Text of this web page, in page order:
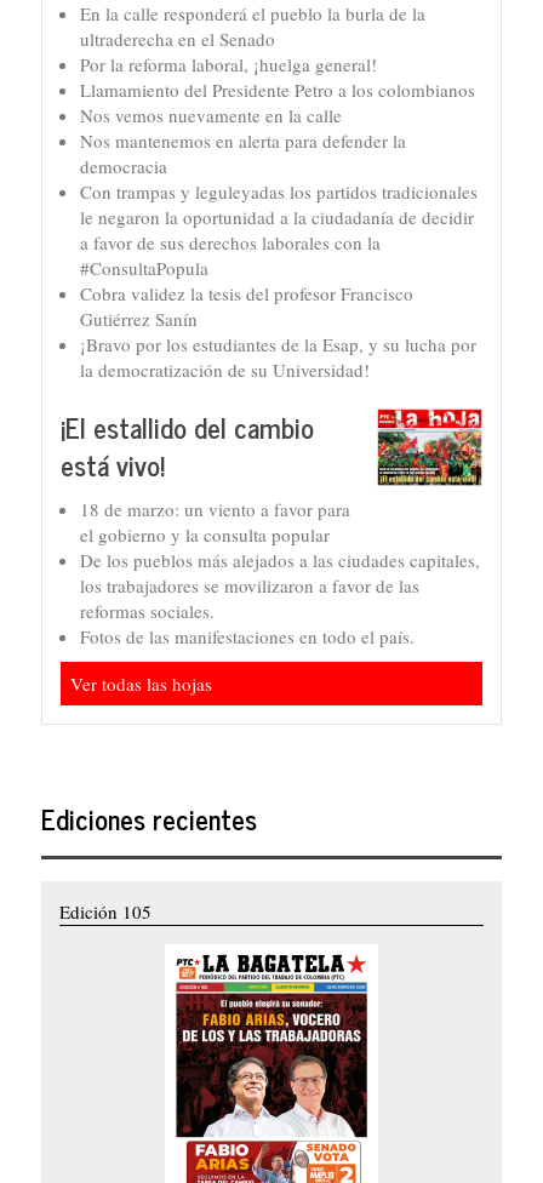
En la calle responderá el pueblo la burla de la
ultraderecha en el Senado
Por la reforma laboral, ¡huelga general!
Llamamiento del Presidente Petro a los colombianos
Nos vemos nuevamente en la calle
Nos mantenemos en alerta para defender la
democracia
Con trampas y leguleyadas los partidos tradicionales
le negaron la oportunidad a la ciudadanía de decidir
a favor de sus derechos laborales con la
#ConsultaPopula
Cobra validez la tesis del profesor Francisco
Gutiérrez Sanín
¡Bravo por los estudiantes de la Esap, y su lucha por
la democratización de su Universidad!
¡El estallido del cambio
está vivo!
18 de marzo: un viento a favor para
el gobierno y la consulta popular
De los pueblos más alejados a las ciudades capitales,
los trabajadores se movilizaron a favor de las
reformas sociales.
Fotos de las manifestaciones en todo el país.
Ver todas las hojas
Ediciones recientes
Edición 105